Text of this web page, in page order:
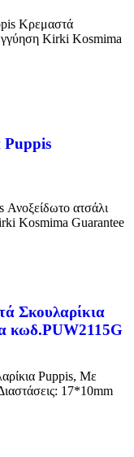
Κρεμαστά
Kirki Kosmima
Puppis
Ανοξείδωτο ατσάλι
Kosmima Guarantee
Σκουλαρίκια
κωδ.PUW2115G
Puppis, Με
17*10mm